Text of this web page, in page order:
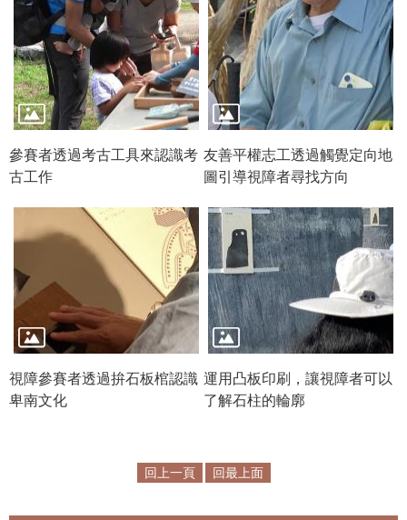
政
府
公
開
資
訊
語系
參賽者透過考古工具來認識考
古工作
友善平權志工透過觸覺定向地
圖引導視障者尋找方向
視障參賽者透過拚石板棺認識
卑南文化
運用凸板印刷，讓視障者可以
了解石柱的輪廓
回上一頁 回最上面